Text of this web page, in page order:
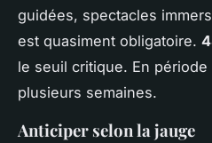
guidées, spectacles
est quasiment obligatoire.
le seuil critique. En
plusieurs semaines.
Anticiper selon la jauge